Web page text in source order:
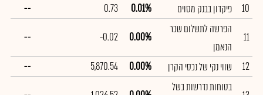
10
פיקדון בבנק מסוים 0.01%
0.73
--
11
הפרשה לתשלום שכר
הנאמן
0.00%
-0.02
--
12
שווי נקי של נכסי הקרן 0.00%
5,870.54
--
בטוחות נדרשות בשל